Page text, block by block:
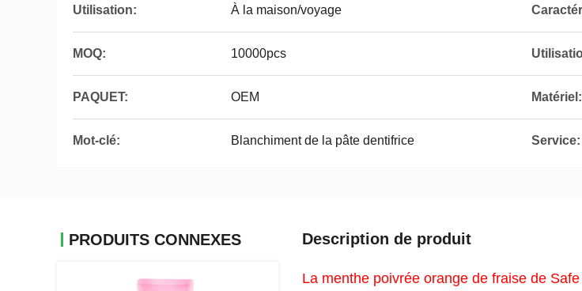
Utilisation: À la maison/voyage
MOQ: 10000pcs
PAQUET: OEM Matériel:
Mot-clé: Blanchiment de la pâte dentifrice Service:
PRODUITS CONNEXES Description de produit
La menthe poivrée orange de fraise de